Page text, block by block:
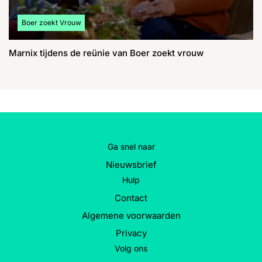
Bekijk meer artikelen over:
Boer zoekt Vrouw
Marnix tijdens de reünie van Boer zoekt vrouw
Ga snel naar
Nieuwsbrief
Hulp
Contact
Algemene voorwaarden
Privacy
Volg ons